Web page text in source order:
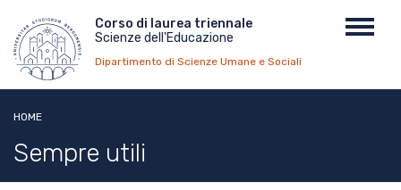
contenuto
principale
Menu
top
Corso di laurea triennale
Scienze dell'Educazione
Dipartimento di Scienze Umane e Sociali
HOME
Sempre utili